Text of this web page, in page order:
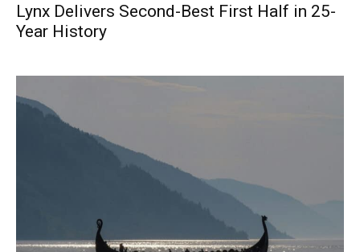
Lynx Delivers Second-Best First Half in 25-
Year History